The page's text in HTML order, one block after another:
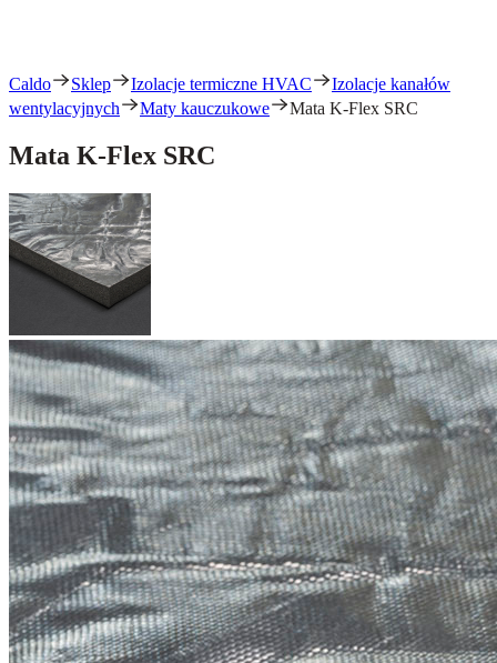
Caldo Sklep Izolacje termiczne HVAC
Izolacje kanałów
wentylacyjnych
Maty kauczukowe Mata K-Flex SRC
Mata K-Flex SRC